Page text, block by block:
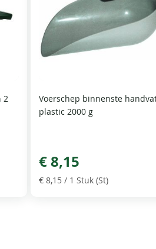
2
Voerschep binnenste
plastic 2000 g
€ 8,15
€ 8,15 / 1 Stuk (St)